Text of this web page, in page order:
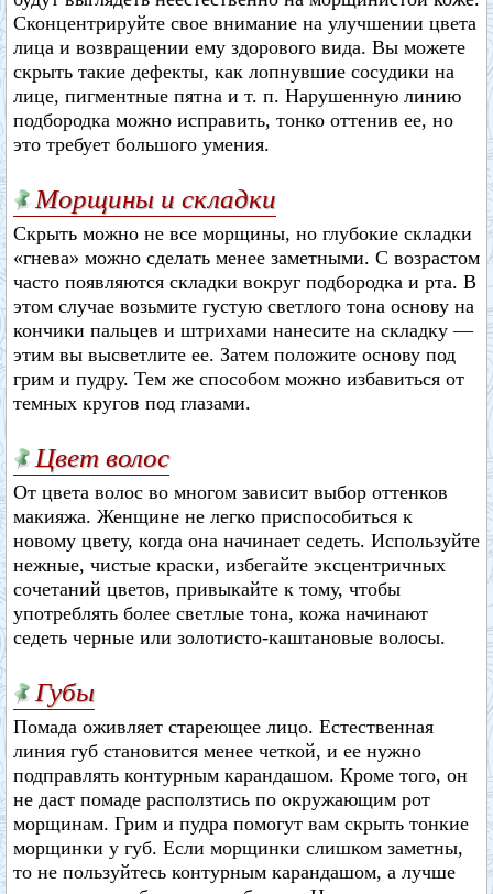
Сконцентрируйте свое внимание на улучшении цвета
лица и возвращении ему здорового вида. Вы можете
скрыть такие дефекты, как лопнувшие сосудики на
лице, пигментные пятна и т. п. Нарушенную линию
подбородка можно исправить, тонко оттенив ее, но
это требует большого умения.
Морщины и складки
Скрыть можно не все морщины, но глубокие складки
«гнева» можно сделать менее заметными. С возрастом
часто появляются складки вокруг подбородка и рта. В
этом случае возьмите густую светлого тона основу на
кончики пальцев и штрихами нанесите на складку —
этим вы высветлите ее. Затем положите основу под
грим и пудру. Тем же способом можно избавиться от
темных кругов под глазами.
Цвет волос
От цвета волос во многом зависит выбор оттенков
макияжа. Женщине не легко приспособиться к
новому цвету, когда она начинает седеть. Используйте
нежные, чистые краски, избегайте эксцентричных
сочетаний цветов, привыкайте к тому, чтобы
употреблять более светлые тона, кожа начинают
седеть черные или золотисто-каштановые волосы.
Губы
Помада оживляет стареющее лицо. Естественная
линия губ становится менее четкой, и ее нужно
подправлять контурным карандашом. Кроме того, он
не даст помаде расползтись по окружающим рот
морщинам. Грим и пудра помогут вам скрыть тонкие
морщинки у губ. Если морщинки слишком заметны,
то не пользуйтесь контурным карандашом, а лучше